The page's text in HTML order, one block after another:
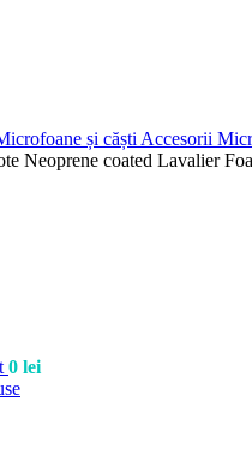
și căști Accesorii
Neoprene coated Lavalier
0 lei